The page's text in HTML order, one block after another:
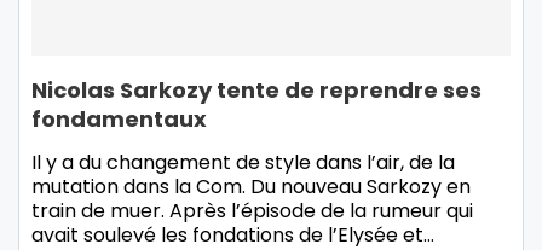
Nicolas Sarkozy tente de reprendre ses
fondamentaux
Il y a du changement de style dans l’air, de la
mutation dans la Com. Du nouveau Sarkozy en
train de muer. Après l’épisode de la rumeur qui
avait soulevé les fondations de l’Elysée et…